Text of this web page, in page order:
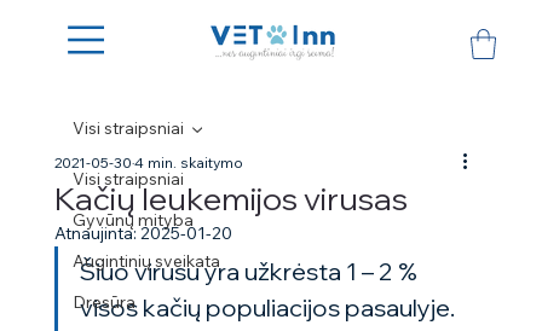
Visi straipsniai
Gyvūnų mityba
Augintinių sveikata
Dresūra
Visi straipsniai
Kačių leukemijos virusas
2021-05-304 min. skaitymo
Atnaujinta:2025-01-20
Šiuo virusu yra užkrėsta 1 – 2 %
visos kačių populiacijos pasaulyje.